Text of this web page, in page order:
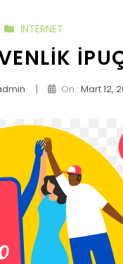
İNTERNET
| On : Mart 12,